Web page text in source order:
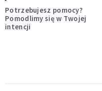
Potrzebujesz pomocy?
Pomodlimy się w Twojej
intencji